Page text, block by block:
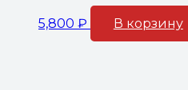
5,800 ₽ В корзину